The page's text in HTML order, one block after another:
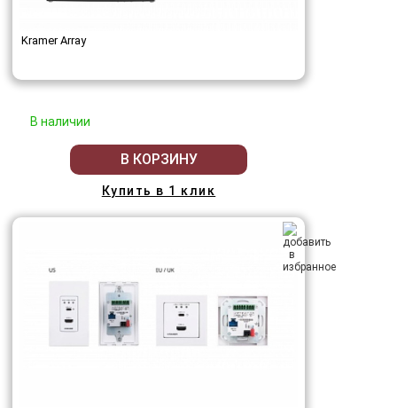
Kramer Array
В наличии
В КОРЗИНУ
Купить в 1 клик